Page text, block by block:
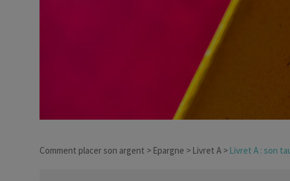
Comment placer son argent Epargne Livret A Livret A : son